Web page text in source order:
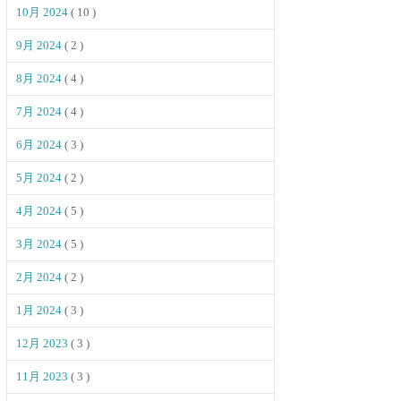
10月 2024 ( 10 )
9月 2024 ( 2 )
8月 2024 ( 4 )
7月 2024 ( 4 )
6月 2024 ( 3 )
5月 2024 ( 2 )
4月 2024 ( 5 )
3月 2024 ( 5 )
2月 2024 ( 2 )
1月 2024 ( 3 )
12月 2023 ( 3 )
11月 2023 ( 3 )